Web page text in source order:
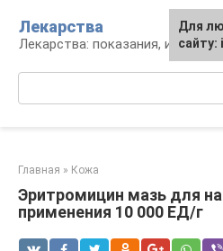
контенту
Лекарства
Лекарства: показания,
Главная » Кожа
Эритромицин мазь для
применения 10 000 ЕД/г
Для
сайту: